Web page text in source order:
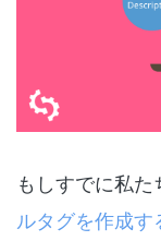
もしすでに私た
ルタグを作成す